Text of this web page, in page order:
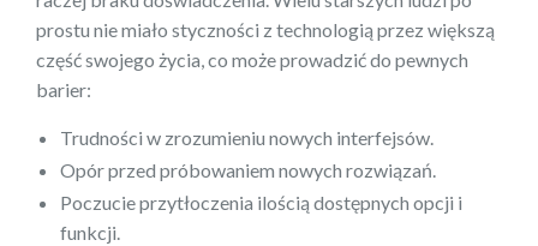
prostu nie miało styczności z technologią przez większą
część swojego życia, co może prowadzić do pewnych
barier:
Trudności w zrozumieniu nowych interfejsów.
Opór przed próbowaniem nowych rozwiązań.
Poczucie przytłoczenia ilością dostępnych opcji i
funkcji.